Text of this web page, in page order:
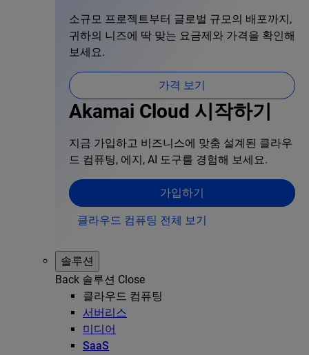
소규모 프로젝트부터 글로벌 규모의 배포까지,
귀하의 니즈에 딱 맞는 요금제와 가격을 확인해
보세요.
가격 보기
Akamai Cloud 시작하기
지금 가입하고 비즈니스에 맞춤 설계된 클라우
드 컴퓨팅, 에지, AI 도구를 경험해 보세요.
가입하기
클라우드 컴퓨팅 전체 보기
솔루션
Back 솔루션 Close
클라우드 컴퓨팅
서버리스
미디어
SaaS